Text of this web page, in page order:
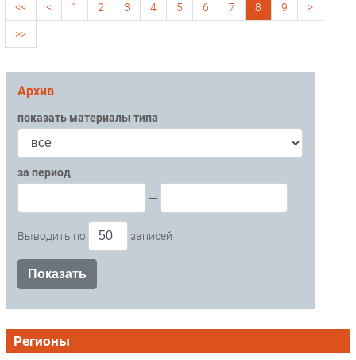
<< < 1 2 3 4 5 6 7 8 9 >
>>
Архив
показать материалы типа
за период
—
Выводить по записей
Регионы